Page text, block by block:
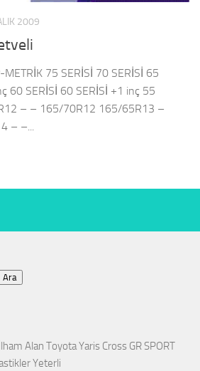
2009
75 SERİSİ 70 SERİSİ 65
60 SERİSİ 60 SERİSİ +1 inç 55
– – 165/70R12 165/65R13 –
– –...
Ara
Alan Toyota Yaris Cross GR SPORT
Yeterli